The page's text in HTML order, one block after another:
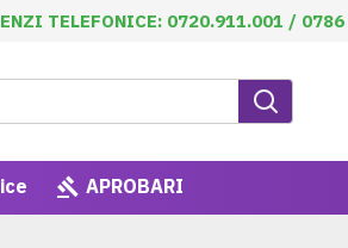
TELEFONICE: 0720.911.001 /
APROBARI